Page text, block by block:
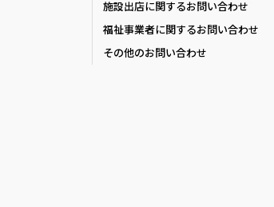
施設出店に関するお問い合わせ
福祉事業者に関するお問い合わせ
その他のお問い合わせ